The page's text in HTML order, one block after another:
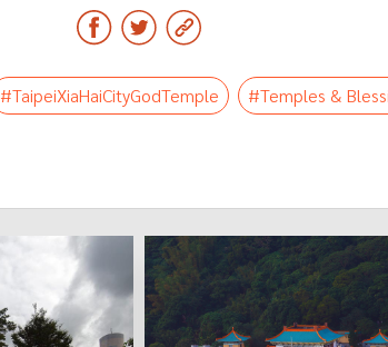
#TaipeiXiaHaiCityGodTemple #Temples &